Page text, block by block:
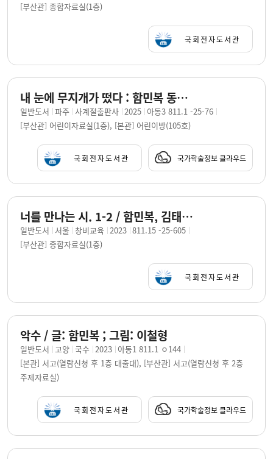
[부산관] 종합자료실(1층)
국회전자도서관
내 눈에 무지개가 떴다 : 함민복 동시집 / 지은이: 함민복 ; 그린이: 송선옥
일반도서 파주 사계절출판사 2025 아동3 811.1 -25-76
[부산관] 어린이자료실(1층), [본관] 어린이방(105호)
국회전자도서관 국가학술정보 클라우드
너를 만나는 시. 1-2 / 함민복, 김태은, 육기엽 엮음
일반도서 서울 창비교육 2023 811.15 -25-605
[부산관] 종합자료실(1층)
국회전자도서관
악수 / 글: 함민복 ; 그림: 이철형
일반도서 고양 국수 2023 아동1 811.1 ㅇ144
[본관] 서고(열람신청 후 1층 대출대), [부산관] 서고(열람신청 후 2층
주제자료실)
국회전자도서관 국가학술정보 클라우드